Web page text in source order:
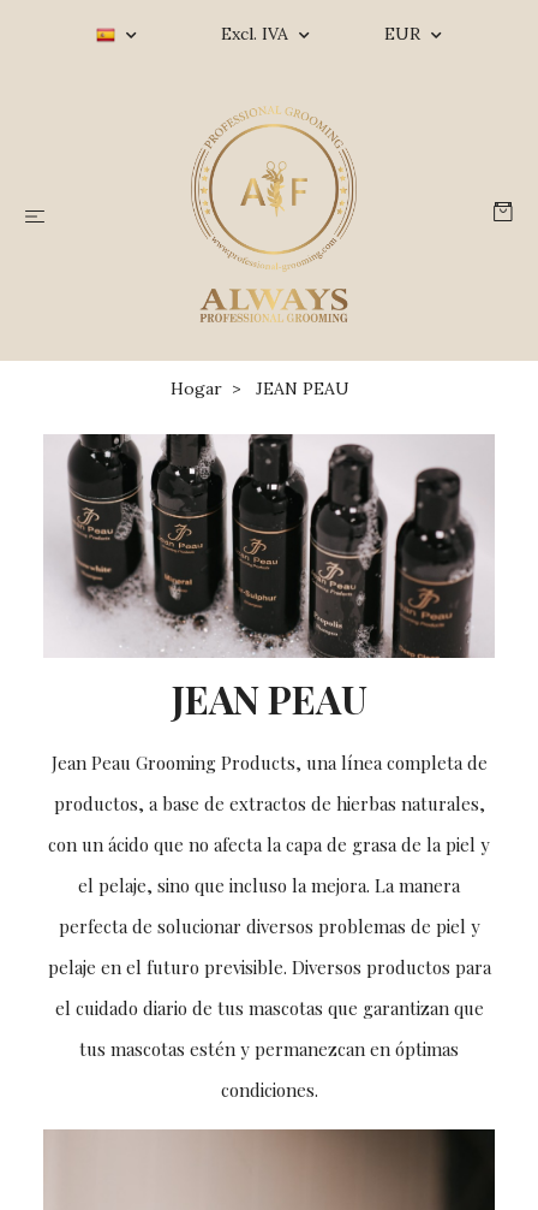
Excl. IVA EUR
Hogar JEAN PEAU
JEAN PEAU
Jean Peau Grooming Products, una línea completa de
productos, a base de extractos de hierbas naturales,
con un ácido que no afecta la capa de grasa de la piel y
el pelaje, sino que incluso la mejora. La manera
perfecta de solucionar diversos problemas de piel y
pelaje en el futuro previsible. Diversos productos para
el cuidado diario de tus mascotas que garantizan que
tus mascotas estén y permanezcan en óptimas
condiciones.